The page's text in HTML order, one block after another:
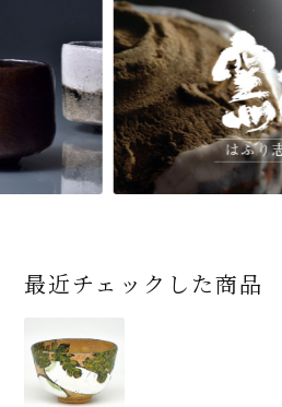
最近チェックした商品